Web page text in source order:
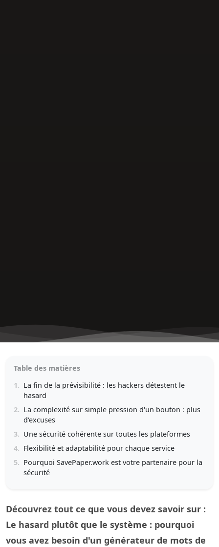
Table des matières
1. La fin de la prévisibilité : les hackers détestent le
hasard
2. La complexité sur simple pression d'un bouton : plus
d'excuses
3. Une sécurité cohérente sur toutes les plateformes
4. Flexibilité et adaptabilité pour chaque service
5. Pourquoi SavePaper.work est votre partenaire pour la
sécurité
Découvrez tout ce que vous devez savoir sur :
Le hasard plutôt que le système : pourquoi
vous avez besoin d'un générateur de mots de